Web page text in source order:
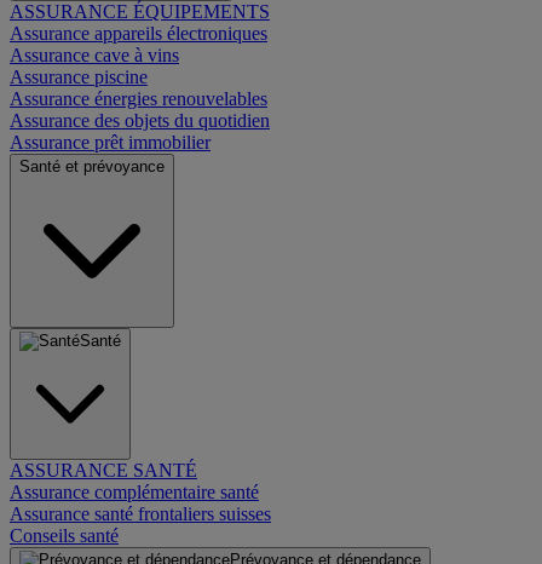
ASSURANCE ÉQUIPEMENTS
Assurance appareils électroniques
Assurance cave à vins
Assurance piscine
Assurance énergies renouvelables
Assurance des objets du quotidien
Assurance prêt immobilier
Santé et prévoyance
Santé
ASSURANCE SANTÉ
Assurance complémentaire santé
Assurance santé frontaliers suisses
Conseils santé
Prévoyance et dépendance